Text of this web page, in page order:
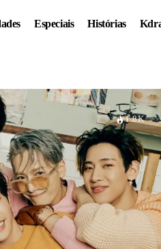
Especiais Histórias
1.8K